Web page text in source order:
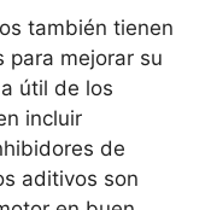
también tienen
para mejorar su
útil de los
incluir
de
aditivos son